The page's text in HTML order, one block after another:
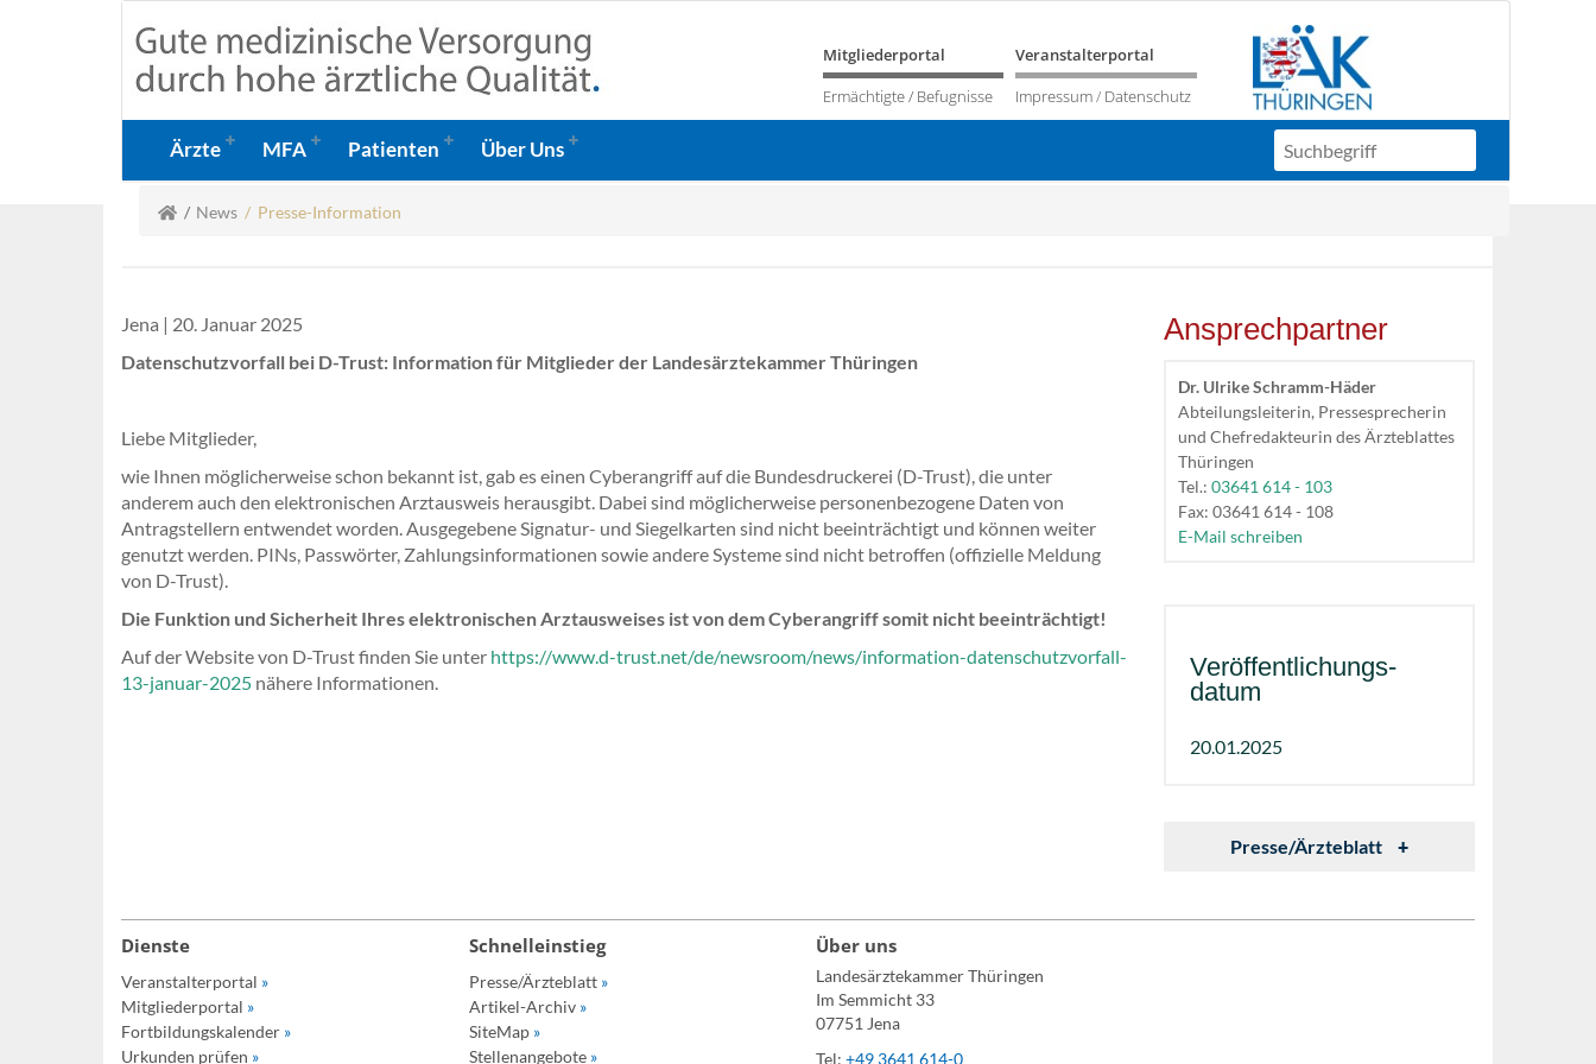
Mitgliederportal
Veranstalterportal
Ermächtigte / Befugnisse
Impressum/ Datenschutz
Ärzte MFA Patienten Über Uns
News/ Presse-Information
Jena | 20. Januar 2025
Datenschutzvorfall bei D-Trust: Information für Mitglieder der Landesärztekammer Thüringen
Liebe Mitglieder,
wie Ihnen möglicherweise schon bekannt ist, gab es einen Cyberangriff auf die Bundesdruckerei (D-Trust), die unter
anderem auch den elektronischen Arztausweis herausgibt. Dabei sind möglicherweise personenbezogene Daten von
Antragstellern entwendet worden. Ausgegebene Signatur- und Siegelkarten sind nicht beeinträchtigt und können weiter
genutzt werden. PINs, Passwörter, Zahlungsinformationen sowie andere Systeme sind nicht betroffen (offizielle Meldung
von D-Trust).
Die Funktion und Sicherheit Ihres elektronischen Arztausweises ist von dem Cyberangriff somit nicht beeinträchtigt!
Auf der Website von D-Trust finden Sie unter https://www.d-trust.net/de/newsroom/news/information-datenschutzvorfall-
13-januar-2025 nähere Informationen.
Ansprechpartner
Dr. Ulrike Schramm-Häder
Abteilungsleiterin, Pressesprecherin
und Chefredakteurin des Ärzteblattes
Thüringen
Tel.: 03641 614 - 103
Fax: 03641 614 - 108
E-Mail schreiben
Veröffentlichungs­
datum
20.01.2025
Presse/Ärzteblatt +
Dienste
Veranstalterportal »
Mitgliederportal »
Fortbildungskalender »
Urkunden prüfen »
Schnelleinstieg
Presse/Ärzteblatt »
Artikel-Archiv »
SiteMap »
Stellenangebote »
Über uns
Landesärztekammer Thüringen
Im Semmicht 33
07751 Jena
Tel: +49 3641 614-0